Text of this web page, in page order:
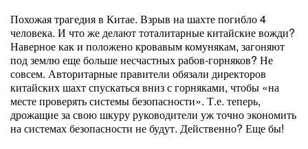
Похожая трагедия в Китае. Взрыв на шахте погибло 4
человека. И что же делают тоталитарные китайские вожди?
Наверное как и положено кровавым комунякам, загоняют
под землю еще больше несчастных рабов-горняков? Не
совсем. Авторитарные правители обязали директоров
китайских шахт спускаться вниз с горняками, чтобы «на
месте проверять системы безопасности». Т.е. теперь,
дрожащие за свою шкуру руководители уж точно экономить
на системах безопасности не будут. Действенно? Еще бы!